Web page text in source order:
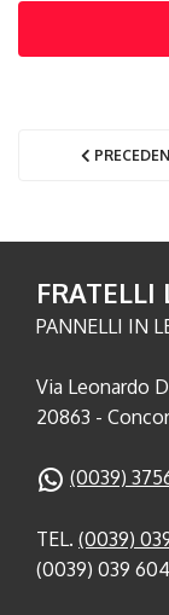
PANNELLI IN
Via Leonardo
20863 -
(0039)
TEL. (0039)
(0039) 039